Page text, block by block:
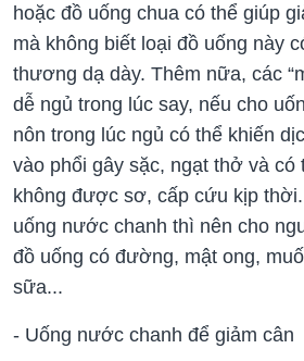
hoặc đồ uống chua có thể giúp
mà không biết loại đồ uống này
thương dạ dày. Thêm nữa, các
dễ ngủ trong lúc say, nếu cho
nôn trong lúc ngủ có thể khiến
vào phổi gây sặc, ngạt thở và có
không được sơ, cấp cứu kịp
uống nước chanh thì nên cho
đồ uống có đường, mật ong,
sữa...
- Uống nước chanh để giảm cân